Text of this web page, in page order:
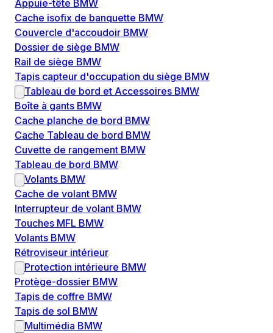
Appuie-tête BMW
Cache isofix de banquette BMW
Couvercle d'accoudoir BMW
Dossier de siège BMW
Rail de siège BMW
Tapis capteur d'occupation du siège BMW
Tableau de bord et Accessoires BMW
Boîte à gants BMW
Cache planche de bord BMW
Cache Tableau de bord BMW
Cuvette de rangement BMW
Tableau de bord BMW
Volants BMW
Cache de volant BMW
Interrupteur de volant BMW
Touches MFL BMW
Volants BMW
Rétroviseur intérieur
Protection intérieure BMW
Protège-dossier BMW
Tapis de coffre BMW
Tapis de sol BMW
Multimédia BMW